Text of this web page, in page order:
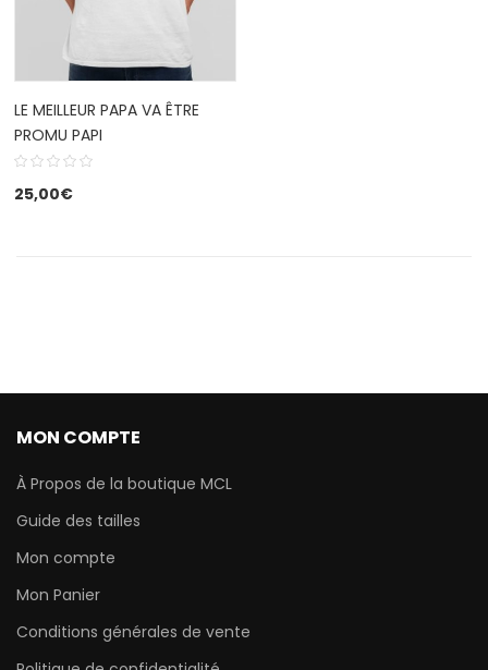
LE MEILLEUR PAPA VA ÊTRE
PROMU PAPI
25,00€
MON COMPTE
À Propos de la boutique MCL
Guide des tailles
Mon compte
Mon Panier
Conditions générales de vente